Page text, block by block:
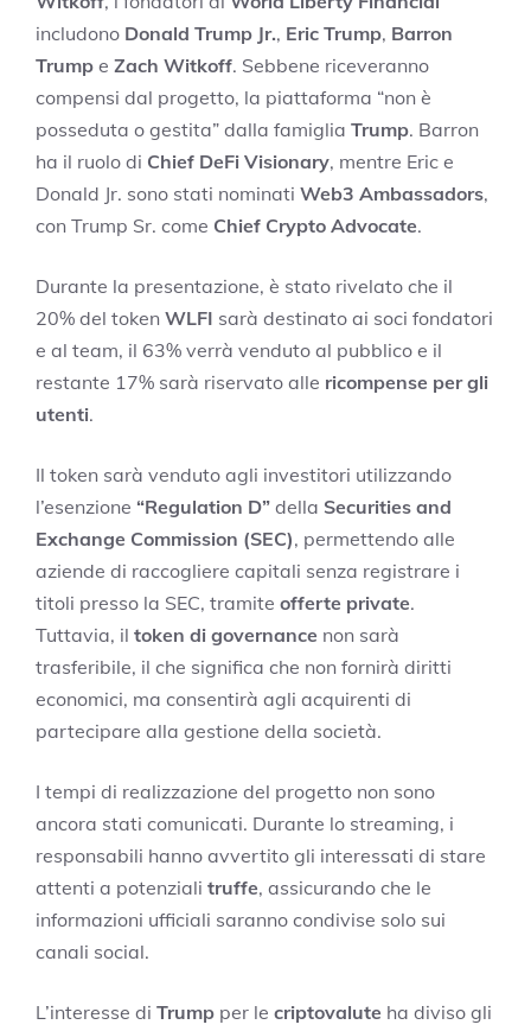
includono Donald Trump Jr., Eric Trump, Barron
Trump e Zach Witkoff. Sebbene riceveranno
compensi dal progetto, la piattaforma “non è
posseduta o gestita” dalla famiglia Trump. Barron
ha il ruolo di Chief DeFi Visionary, mentre Eric e
Donald Jr. sono stati nominati Web3 Ambassadors,
con Trump Sr. come Chief Crypto Advocate.
Durante la presentazione, è stato rivelato che il
20% del token WLFI sarà destinato ai soci fondatori
e al team, il 63% verrà venduto al pubblico e il
restante 17% sarà riservato alle ricompense per gli
utenti.
Il token sarà venduto agli investitori utilizzando
l’esenzione “Regulation D” della Securities and
Exchange Commission (SEC), permettendo alle
aziende di raccogliere capitali senza registrare i
titoli presso la SEC, tramite offerte private.
Tuttavia, il token di governance non sarà
trasferibile, il che significa che non fornirà diritti
economici, ma consentirà agli acquirenti di
partecipare alla gestione della società.
I tempi di realizzazione del progetto non sono
ancora stati comunicati. Durante lo streaming, i
responsabili hanno avvertito gli interessati di stare
attenti a potenziali truffe, assicurando che le
informazioni ufficiali saranno condivise solo sui
canali social.
L’interesse di Trump per le criptovalute ha diviso gli